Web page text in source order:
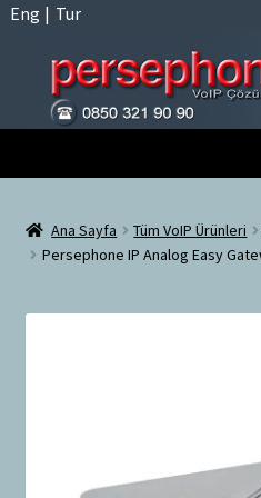
Eng | Tur
Tüm VoIP Ürünleri
Hesabım
Ana Sayfa Tüm VoIP Ürünleri
Persephone IP Analog Easy